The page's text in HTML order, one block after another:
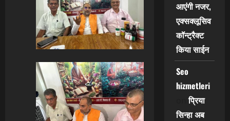
आएंगी नजर,
एक्सक्लूसिव
कॉन्ट्रैक्ट
किया साईन
Seo
hizmetleri
onप्रिया
सिन्हा अब